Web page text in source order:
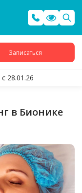
Записаться
28.01.26
в Бионике